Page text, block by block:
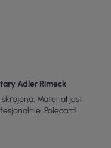
Adler Rimeck
Materiał jest
Polecam!